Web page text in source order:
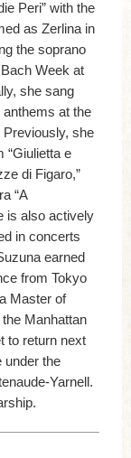
Peri” with the
as Zerlina in
the soprano
Week at
she sang
anthems at the
Previously, she
“Giulietta e
di Figaro,”
“A
is also actively
in concerts
earned
from Tokyo
Master of
Manhattan
to return next
under the
Yarnell.